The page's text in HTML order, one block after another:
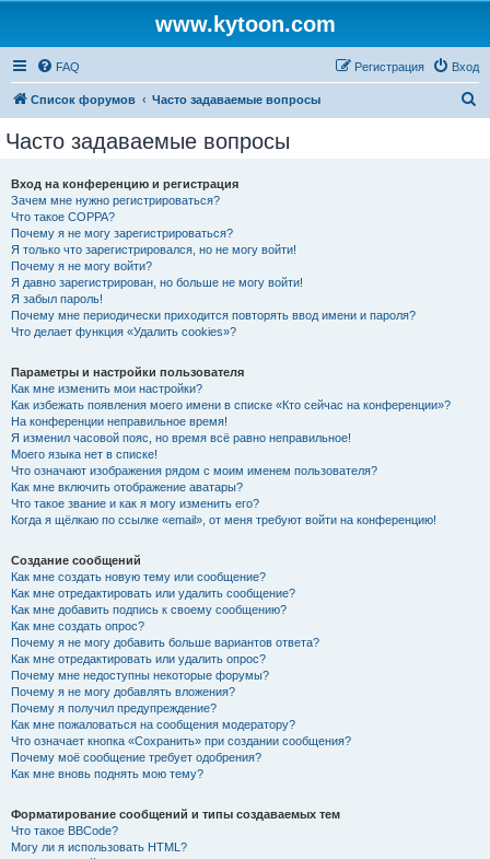
www.kytoon.com
FAQ Вход
Регистрация
Список форумов Часто задаваемые вопросы
Часто задаваемые вопросы
Вход на конференцию и регистрация
Зачем мне нужно регистрироваться?
Что такое COPPA?
Почему я не могу зарегистрироваться?
Я только что зарегистрировался, но не могу войти!
Почему я не могу войти?
Я давно зарегистрирован, но больше не могу войти!
Я забыл пароль!
Почему мне периодически приходится повторять ввод имени и пароля?
Что делает функция «Удалить cookies»?
Параметры и настройки пользователя
Как мне изменить мои настройки?
Как избежать появления моего имени в списке «Кто сейчас на конференции»?
На конференции неправильное время!
Я изменил часовой пояс, но время всё равно неправильное!
Моего языка нет в списке!
Что означают изображения рядом с моим именем пользователя?
Как мне включить отображение аватары?
Что такое звание и как я могу изменить его?
Когда я щёлкаю по ссылке «email», от меня требуют войти на конференцию!
Создание сообщений
Как мне создать новую тему или сообщение?
Как мне отредактировать или удалить сообщение?
Как мне добавить подпись к своему сообщению?
Как мне создать опрос?
Почему я не могу добавить больше вариантов ответа?
Как мне отредактировать или удалить опрос?
Почему мне недоступны некоторые форумы?
Почему я не могу добавлять вложения?
Почему я получил предупреждение?
Как мне пожаловаться на сообщения модератору?
Что означает кнопка «Сохранить» при создании сообщения?
Почему моё сообщение требует одобрения?
Как мне вновь поднять мою тему?
Форматирование сообщений и типы создаваемых тем
Что такое BBCode?
Могу ли я использовать HTML?